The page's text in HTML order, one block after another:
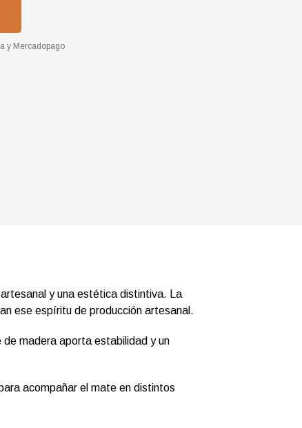
y Mercadopago
y una estética distintiva. La
ese espíritu de producción artesanal.
madera aporta estabilidad y un
acompañar el mate en distintos